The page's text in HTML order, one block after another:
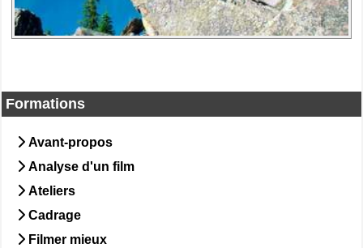
Formations
Avant-propos
Analyse d'un film
Ateliers
Cadrage
Filmer mieux